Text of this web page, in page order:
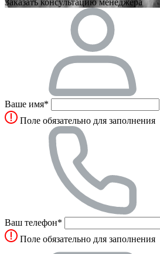
Ваше имя*
Поле обязательно для заполнения
Ваш телефон*
Поле обязательно для заполнения